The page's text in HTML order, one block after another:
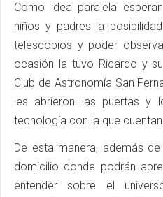
Como idea paralela
niños y padres la
telescopios y poder
ocasión la tuvo Ricardo y
Club de Astronomía San
les abrieron las puertas y
tecnología con la que
De esta manera, además
domicilio donde podrán
entender sobre el